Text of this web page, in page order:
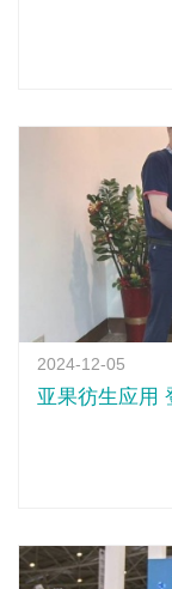
2024-12-05
亚果彷生应用